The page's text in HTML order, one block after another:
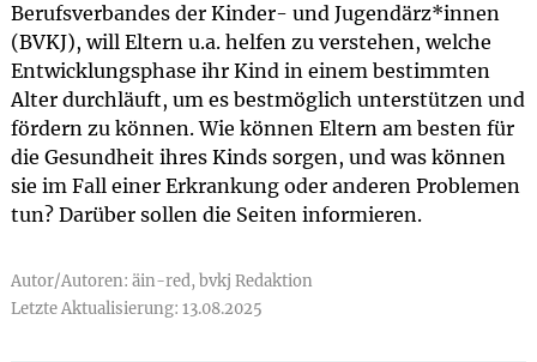
Berufsverbandes der Kinder- und Jugendärz*innen
(BVKJ), will Eltern u.a. helfen zu verstehen, welche
Entwicklungsphase ihr Kind in einem bestimmten
Alter durchläuft, um es bestmöglich unterstützen und
fördern zu können. Wie können Eltern am besten für
die Gesundheit ihres Kinds sorgen, und was können
sie im Fall einer Erkrankung oder anderen Problemen
tun? Darüber sollen die Seiten informieren.
Autor/Autoren: äin-red, bvkj Redaktion
Letzte Aktualisierung: 13.08.2025